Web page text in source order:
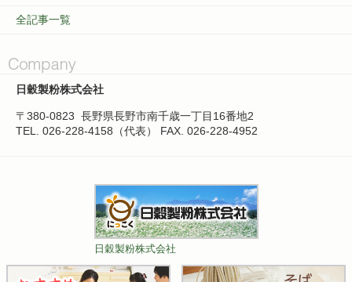
全記事一覧
日穀製粉株式会社
〒380-0823 長野県長野市南千歳一丁目16番地2
TEL. 026-228-4158（代表）
FAX. 026-228-4952
日穀製粉株式会社